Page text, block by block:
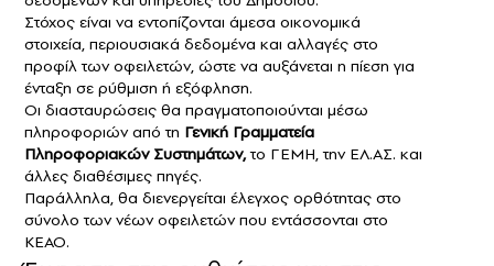
Στόχος είναι να εντοπίζονται άμεσα οικονομικά
στοιχεία, περιουσιακά δεδομένα και αλλαγές στο
προφίλ των οφειλετών, ώστε να αυξάνεται η πίεση για
ένταξη σε ρύθμιση ή εξόφληση.
Οι διασταυρώσεις θα πραγματοποιούνται μέσω
πληροφοριών από τη Γενική Γραμματεία
Πληροφοριακών Συστημάτων,το ΓΕΜΗ, την ΕΛ.ΑΣ. και
άλλες διαθέσιμες πηγές.
Παράλληλα, θα διενεργείται έλεγχος ορθότητας στο
σύνολο των νέων οφειλετών που εντάσσονται στο
ΚΕΑΟ.